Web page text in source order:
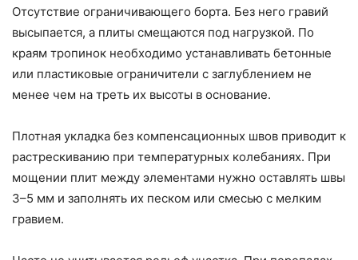
Отсутствие ограничивающего борта. Без него гравий
высыпается, а плиты смещаются под нагрузкой. По
краям тропинок необходимо устанавливать бетонные
или пластиковые ограничители с заглублением не
менее чем на треть их высоты в основание.
Плотная укладка без компенсационных швов приводит к
растрескиванию при температурных колебаниях. При
мощении плит между элементами нужно оставлять швы
3–5 мм и заполнять их песком или смесью с мелким
гравием.